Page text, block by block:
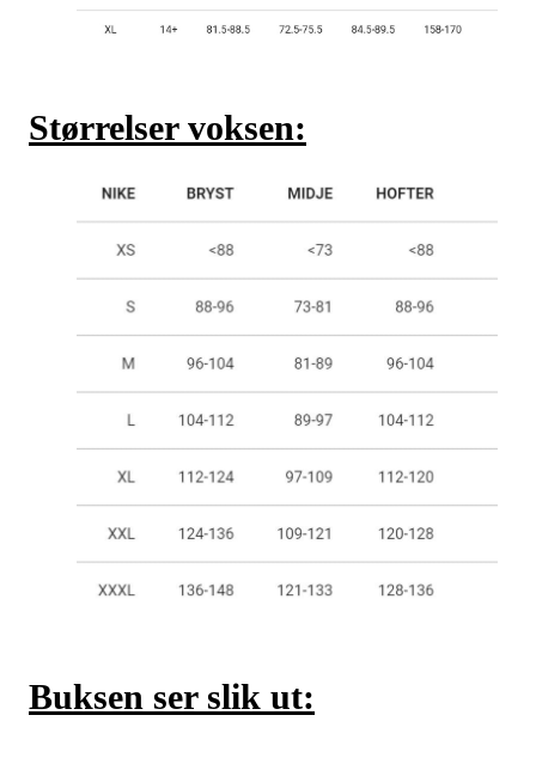
Størrelser voksen:
Buksen ser slik ut: